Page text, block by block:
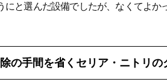
と選んだ設備でしたが、なくてよか
の手間を省くセリア・ニトリの